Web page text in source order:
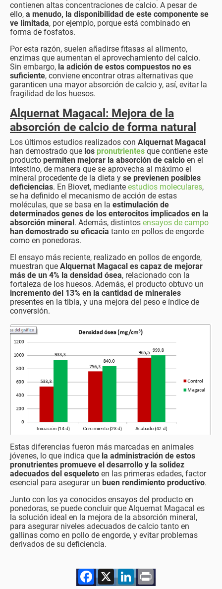
contienen altas concentraciones de calcio. A pesar de
ello, a menudo, la disponibilidad de este componente se
ve limitada, por ejemplo, porque está combinado en
forma de fosfatos.
Por esta razón, suelen añadirse fitasas al alimento,
enzimas que aumentan el aprovechamiento del calcio.
Sin embargo, la adición de estos compuestos no es
suficiente, conviene encontrar otras alternativas que
garanticen una mayor absorción de calcio y, así, evitar la
fragilidad de los huesos.
Alquernat Magacal: Mejora de la
absorción de calcio de forma natural
Los últimos estudios realizados con Alquernat Magacal
han demostrado que los pronutrientes que contiene este
producto permiten mejorar la absorción de calcio en el
intestino, de manera que se aprovecha al máximo el
mineral procedente de la dieta y se previenen posibles
deficiencias. En Biovet, mediante estudios moleculares,
se ha definido el mecanismo de acción de estas
moléculas, que se basa en la estimulación de
determinados genes de los enterocitos implicados en la
absorción mineral. Además, distintos ensayos de campo
han demostrado su eficacia tanto en pollos de engorde
como en ponedoras.
El ensayo más reciente, realizado en pollos de engorde,
muestran que Alquernat Magacal es capaz de mejorar
más de un 4% la densidad ósea, relacionado con la
fortaleza de los huesos. Además, el producto obtuvo un
incremento del 13% en la cantidad de minerales
presentes en la tibia, y una mejora del peso e índice de
conversión.
Estas diferencias fueron más marcadas en animales
jóvenes, lo que indica que la administración de estos
pronutrientes promueve el desarrollo y la solidez
adecuados del esqueleto en las primeras edades, factor
esencial para asegurar un buen rendimiento productivo.
Junto con los ya conocidos ensayos del producto en
ponedoras, se puede concluir que Alquernat Magacal es
la solución ideal en la mejora de la absorción mineral,
para asegurar niveles adecuados de calcio tanto en
gallinas como en pollo de engorde, y evitar problemas
derivados de su deficiencia.
Facebook
X LinkedIn
Print